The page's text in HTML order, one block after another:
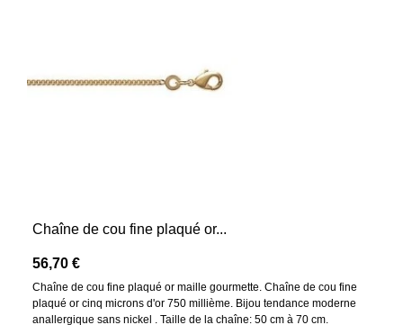
Chaîne de cou fine plaqué or...
56,70 €
Chaîne de cou fine plaqué or maille gourmette. Chaîne de cou fine
plaqué or cinq microns d'or 750 millième. Bijou tendance moderne
anallergique sans nickel . Taille de la chaîne: 50 cm à 70 cm.